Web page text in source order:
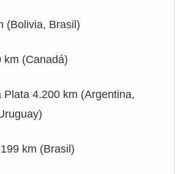
(Bolivia, Brasil)
km (Canadá)
4.200 km (Argentina,
km (Brasil)